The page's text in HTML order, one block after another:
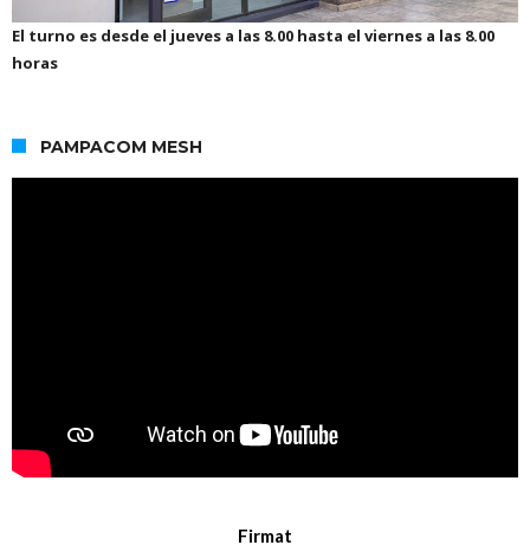
El turno es desde el jueves a las 8.00 hasta el viernes a las 8.00
horas
PAMPACOM MESH
Firmat